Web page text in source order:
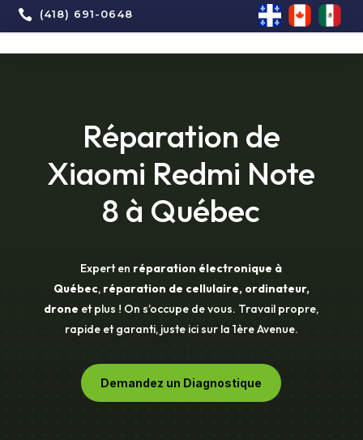
 (418) 691-0648
Réparation de
Xiaomi Redmi Note
8 à Québec
Expert en réparation électronique à
Québec, réparation de cellulaire, ordinateur,
drone et plus ! On s’occupe de vous. Travail propre,
rapide et garanti, juste ici sur la 1ère Avenue.
Demandez un Diagnostique